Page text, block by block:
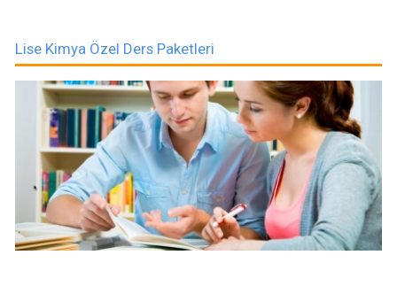
Lise Kimya Özel Ders Paketleri